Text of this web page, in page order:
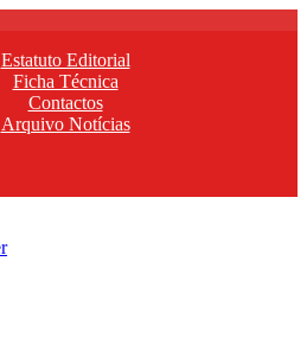
Estatuto Editorial
Ficha Técnica
Contactos
Arquivo Notícias